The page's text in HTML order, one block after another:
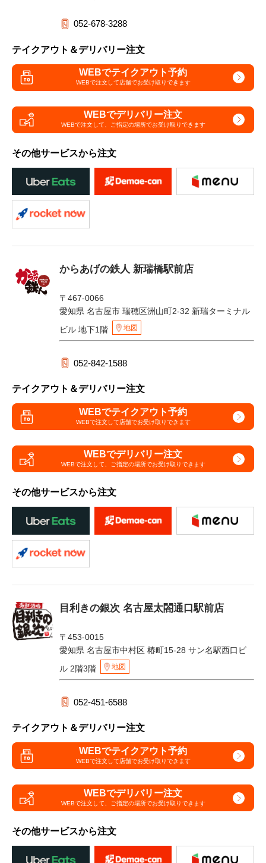
052-678-3288
テイクアウト＆デリバリー注文
WEBでテイクアウト予約
WEBで注文して店舗でお受け取りできます
WEBでデリバリー注文
WEBで注文して、 ご指定の場所でお受け取りできます
その他サービスから注文
からあげの鉄人 新瑞橋駅前店
〒467-0066
愛知県 名古屋市 瑞穂区洲山町2-32 新瑞ターミナル
ビル 地下1階
地図
052-842-1588
テイクアウト＆デリバリー注文
WEBでテイクアウト予約
WEBで注文して店舗でお受け取りできます
WEBでデリバリー注文
WEBで注文して、 ご指定の場所でお受け取りできます
その他サービスから注文
目利きの銀次 名古屋太閤通口駅前店
〒453-0015
愛知県 名古屋市中村区 椿町15-28 サン名駅西口ビ
ル 2階3階
地図
052-451-6588
テイクアウト＆デリバリー注文
WEBでテイクアウト予約
WEBで注文して店舗でお受け取りできます
WEBでデリバリー注文
WEBで注文して、 ご指定の場所でお受け取りできます
その他サービスから注文